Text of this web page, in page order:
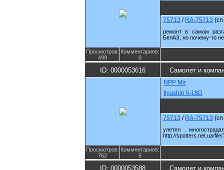
75713 / RA-75713 (cn
ремонт в самом
БелАЗ, но почему-то
Просмотров:
499
Комментариев:
0
ID: 0000053616 Самолет и
NPP Mir
Ilyushin Il-18D
75713 / RA-75713 (cn
улетел
http://spotters.net.ua/file/
Просмотров:
762
Комментариев:
5
ID: 0000053588 Самолет и